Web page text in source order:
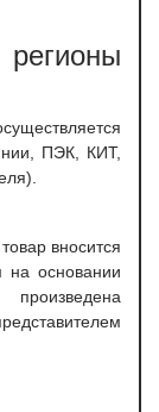
ПЭК, КИТ,
вносится
на основании